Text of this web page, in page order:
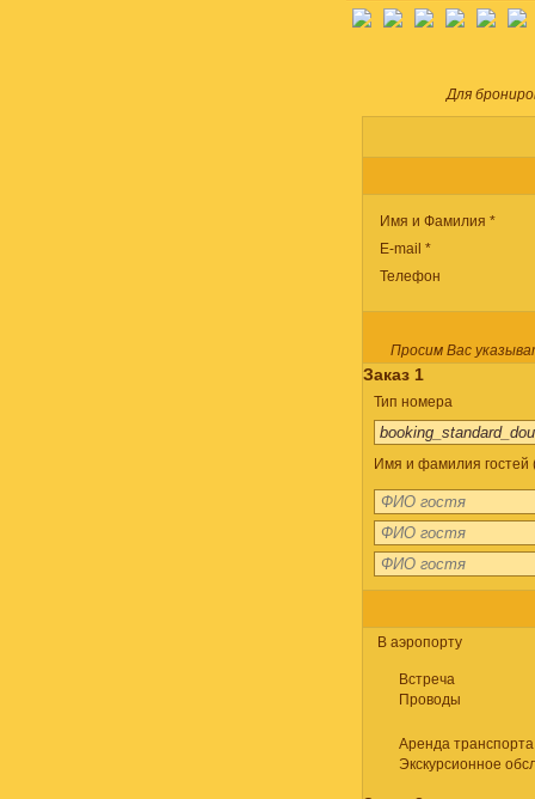
Для
Имя и Фамилия *
E-mail *
Телефон
Просим Вас
Заказ 1
Тип номера
Имя и фамилия гостей
В аэропорту
Встреча
Проводы
Аренда транспорта
Экскурсионное